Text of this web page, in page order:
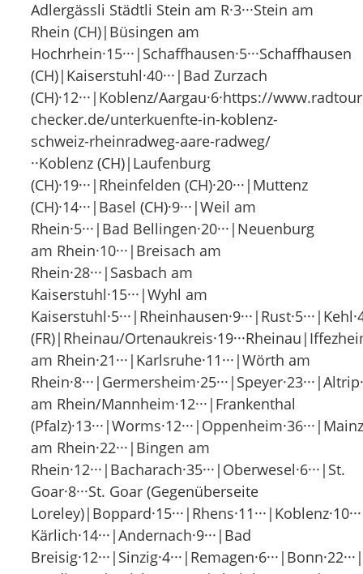
Adlergässli Städtli Stein am R·3···Stein am
Rhein (CH)|Büsingen am
Hochrhein·15···|Schaffhausen·5···Schaffhausen
(CH)|Kaiserstuhl·40···|Bad Zurzach
(CH)·12···|Koblenz/Aargau·6·https://
checker.de/unterkuenfte-in-koblenz-
schweiz-rheinradweg-aare-radweg/
··Koblenz (CH)|Laufenburg
(CH)·19···|Rheinfelden (CH)·20···|Muttenz
(CH)·14···|Basel (CH)·9···|Weil am
Rhein·5···|Bad Bellingen·20···|Neuenburg
am Rhein·10···|Breisach am
Rhein·28···|Sasbach am
Kaiserstuhl·15···|Wyhl am
(FR)|Rheinau/
am Rhein·21···|Karlsruhe·11···|Wörth am
am Rhein/Mannheim·12···|Frankenthal
am Rhein·22···|Bingen am
Rhein·12···|Bacharach·35···|Oberwesel·6···|St.
Goar·8···St. Goar (Gegenüberseite
Kärlich·14···|Andernach·9···|Bad